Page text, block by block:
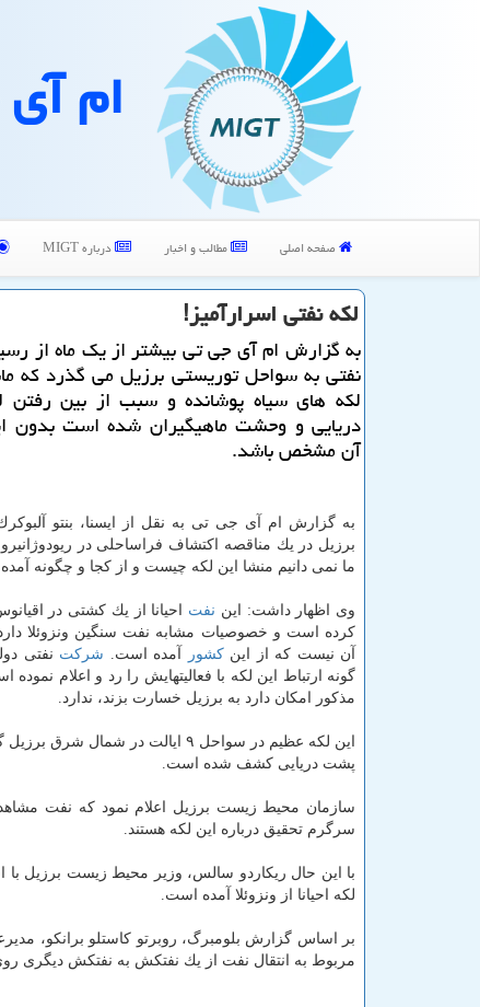
ام
صفحه اصلی مطالب و اخبار درباره MIGT
لكه نفتی اسرارآمیز!
به گزارش ام آی جی تی بیشتر از یك ماه از
نفتی به سواحل توریستی برزیل می گذرد كه
لكه های سیاه پوشانده و سبب از بین رفتن
دریایی و وحشت ماهیگیران شده است بدون
آن مشخص باشد.
به گزارش ام آی جی تی به نقل از ایسنا، بنتو
برزیل در یك مناقصه اكتشاف فراساحلی در
ما نمی دانیم منشا این لكه چیست و از كجا و چگونه
وی اظهار داشت: این نفت احیانا از یك كشتی در
كرده است و خصوصیات مشابه نفت سنگین ونزوئلا دارد
آن نیست كه از اینكشور آمده است. شركت نفتی
گونه ارتباط این لكه با فعالیتهایش را رد و اعلام
مذكور امكان دارد به برزیل خسارت بزند، ندارد.
این لكه عظیم در سواحل ۹ ایالت
پشت دریایی كشف شده است.
سازمان محیط زیست برزیل اعلام نمود كه نفت
سرگرم تحقیق درباره این لكه هستند.
با این حال ریكاردو سالس، وزیر محیط زیست برزیل
لكه احیانا از ونزوئلا آمده است.
بر اساس گزارش بلومبرگ، روبرتو كاستلو برانكو،
مربوط به انتقال نفت از یك نفتكش به نفتكش دیگری